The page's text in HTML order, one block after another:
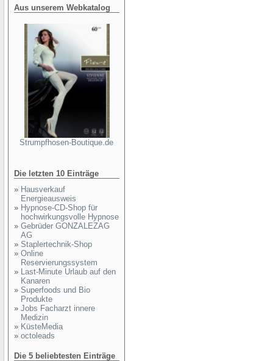
Aus unserem Webkatalog
Strumpfhosen-Boutique.de
Die letzten 10 Einträge
» Hausverkauf
Energieausweis
» Hypnose-CD-Shop für
hochwirkungsvolle Hypnose
» Gebrüder GONZALEZAG
AG
» Staplertechnik-Shop
» Online
Reservierungssystem
» Last-Minute Urlaub auf den
Kanaren
» Superfoods und Bio
Produkte
» Jobs Facharzt innere
Medizin
» KüsteMedia
» octoleads
Die 5 beliebtesten Einträge